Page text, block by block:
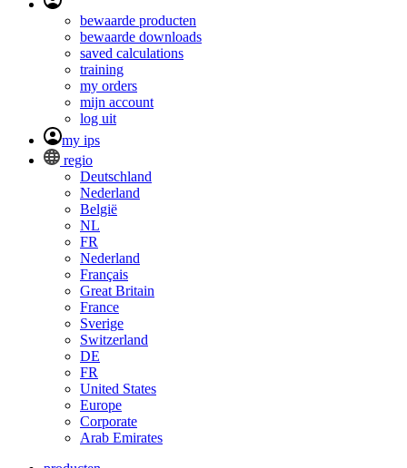
bewaarde producten
bewaarde downloads
saved calculations
training
my orders
mijn account
log uit
my ips
regio
Deutschland
Nederland
België
NL
FR
Nederland
Français
Great Britain
France
Sverige
Switzerland
DE
FR
United States
Europe
Corporate
Arab Emirates